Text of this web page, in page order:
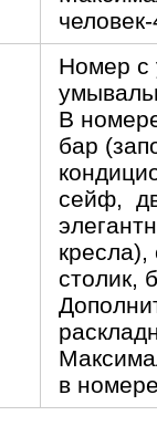
Номер с
В
бар
сейф,
столик,
в